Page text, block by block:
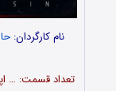
نام کارگردان: